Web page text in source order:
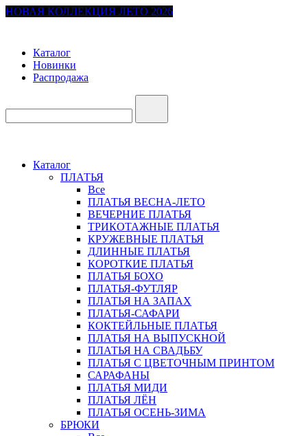
НОВАЯ КОЛЛЕКЦИЯ ЛЕТО 2026
Каталог
Новинки
Распродажа
Каталог
ПЛАТЬЯ
Все
ПЛАТЬЯ ВЕСНА-ЛЕТО
ВЕЧЕРНИЕ ПЛАТЬЯ
ТРИКОТАЖНЫЕ ПЛАТЬЯ
КРУЖЕВНЫЕ ПЛАТЬЯ
ДЛИННЫЕ ПЛАТЬЯ
КОРОТКИЕ ПЛАТЬЯ
ПЛАТЬЯ БОХО
ПЛАТЬЯ-ФУТЛЯР
ПЛАТЬЯ НА ЗАПАХ
ПЛАТЬЯ-САФАРИ
КОКТЕЙЛЬНЫЕ ПЛАТЬЯ
ПЛАТЬЯ НА ВЫПУСКНОЙ
ПЛАТЬЯ НА СВАДЬБУ
ПЛАТЬЯ С ЦВЕТОЧНЫМ ПРИНТОМ
САРАФАНЫ
ПЛАТЬЯ МИДИ
ПЛАТЬЯ ЛЁН
ПЛАТЬЯ ОСЕНЬ-ЗИМА
БРЮКИ